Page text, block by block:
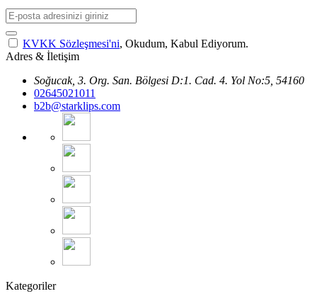
KVKK Sözleşmesi'ni, Okudum, Kabul Ediyorum.
Adres & İletişim
Soğucak, 3. Org. San. Bölgesi D:1. Cad. 4. Yol No:5, 54160
02645021011
b2b@starklips.com
Kategoriler